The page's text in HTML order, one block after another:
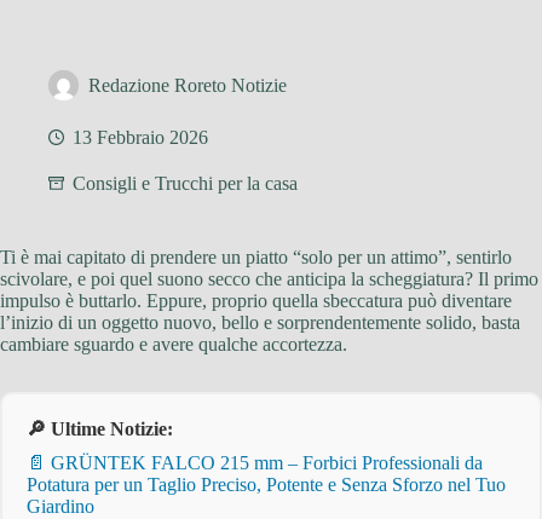
Redazione Roreto Notizie
13 Febbraio 2026
Consigli e Trucchi per la casa
Ti è mai capitato di prendere un piatto “solo per un attimo”, sentirlo
scivolare, e poi quel suono secco che anticipa la scheggiatura? Il primo
impulso è buttarlo. Eppure, proprio quella sbeccatura può diventare
l’inizio di un oggetto nuovo, bello e sorprendentemente solido, basta
cambiare sguardo e avere qualche accortezza.
🔎 Ultime Notizie:
📄 GRÜNTEK FALCO 215 mm – Forbici Professionali da
Potatura per un Taglio Preciso, Potente e Senza Sforzo nel Tuo
Giardino